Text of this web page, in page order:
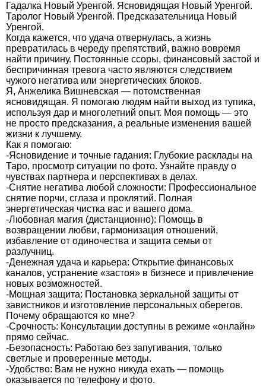
Гадалка Новый Уренгой. Ясновидящая Новый Уренгой.
Таролог Новый Уренгой. Предсказательница Новый
Уренгой.
Когда кажется, что удача отвернулась, а жизнь
превратилась в череду препятствий, важно вовремя
найти причину. Постоянные ссоры, финансовый застой и
беспричинная тревога часто являются следствием
чужого негатива или энергетических блоков.
Я, Анжелика Вишневская — потомственная
ясновидящая. Я помогаю людям найти выход из тупика,
используя дар и многолетний опыт. Моя помощь — это
не просто предсказания, а реальные изменения вашей
жизни к лучшему.
Как я помогаю:
-Ясновидение и точные гадания: Глубокие расклады на
Таро, просмотр ситуации по фото. Узнайте правду о
чувствах партнера и перспективах в делах.
-Снятие негатива любой сложности: Профессиональное
снятие порчи, сглаза и проклятий. Полная
энергетическая чистка вас и вашего дома.
-Любовная магия (дистанционно): Помощь в
возвращении любви, гармонизация отношений,
избавление от одиночества и защита семьи от
разлучниц.
-Денежная удача и карьера: Открытие финансовых
каналов, устранение «застоя» в бизнесе и привлечение
новых возможностей.
-Мощная защита: Постановка зеркальной защиты от
завистников и изготовление персональных оберегов.
Почему обращаются ко мне?
-Срочность: Консультации доступны в режиме «онлайн»
прямо сейчас.
-Безопасность: Работаю без запугивания, только
светлые и проверенные методы.
-Удобство: Вам не нужно никуда ехать — помощь
оказывается по телефону и фото.